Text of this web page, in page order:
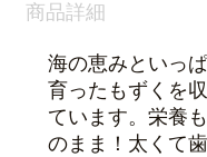
商品詳細
海の恵みといっ
育ったもずくを
ています。栄養
のまま！太くて